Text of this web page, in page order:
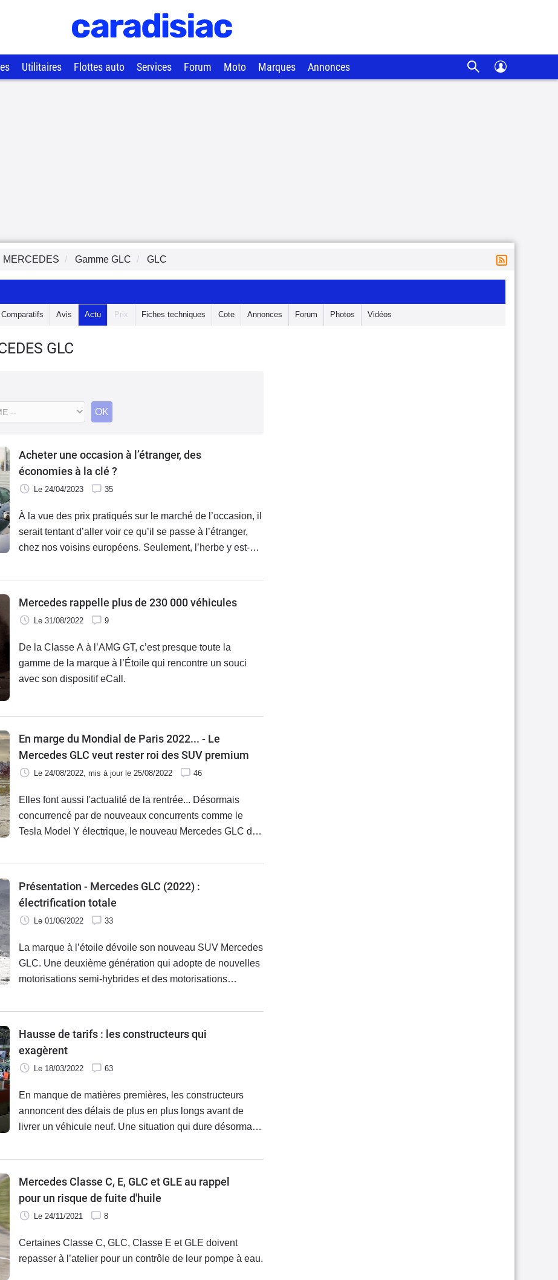
Utilitaires Flottes auto Services Forum Moto Marques Annonces
MERCEDES Gamme GLC GLC
Comparatifs Avis Actu Prix Fiches techniques Cote Annonces Forum Photos Vidéos
GLC
OK
Acheter une occasion à l’étranger, des
économies à la clé ?
Le 24/04/2023 35
À la vue des prix pratiqués sur le marché de l’occasion, il
serait tentant d’aller voir ce qu’il se passe à l’étranger,
chez nos voisins européens. Seulement, l’herbe y est-
économies ?
Mercedes rappelle plus de 230 000 véhicules
Le 31/08/2022 9
De la Classe A à l’AMG GT, c’est presque toute la
gamme de la marque à l’Étoile qui rencontre un souci
avec son dispositif eCall.
En marge du Mondial de Paris 2022... - Le
Mercedes GLC veut rester roi des SUV premium
Le 24/08/2022, mis à jour le 25/08/2022 46
Elles font aussi l'actualité de la rentrée... Désormais
concurrencé par de nouveaux concurrents comme le
Tesla Model Y électrique, le nouveau Mercedes GLC de
le plus vendu au monde.
Présentation - Mercedes GLC (2022) :
électrification totale
Le 01/06/2022 33
La marque à l’étoile dévoile son nouveau SUV Mercedes
GLC. Une deuxième génération qui adopte de nouvelles
motorisations semi-hybrides et des motorisations
d’autonomie en mode électrique. En plus d’une évolution
aérodynamique, plus maniable et renforce ses aides à la
conduite. Il arrivera sur notre marché à l’automne.
Hausse de tarifs : les constructeurs qui
exagèrent
Le 18/03/2022 63
En manque de matières premières, les constructeurs
annoncent des délais de plus en plus longs avant de
livrer un véhicule neuf. Une situation qui dure désormais
assurer leur rentabilité coûte que coûte. Leur méthode ?
pour engranger les milliards, autant que chaque auto
livrée soit plus rentable que jamais. Certes, les coûts de
fabrication ont augmenté mais une poignée a clairement
abusé en matière de hausse de prix. Voici la liste des
marques qui ont eu la main très (trop ?) lourde depuis le
Mercedes Classe C, E, GLC et GLE au rappel
pour un risque de fuite d'huile
Le 24/11/2021 8
Certaines Classe C, GLC, Classe E et GLE doivent
repasser à l’atelier pour un contrôle de leur pompe à eau.